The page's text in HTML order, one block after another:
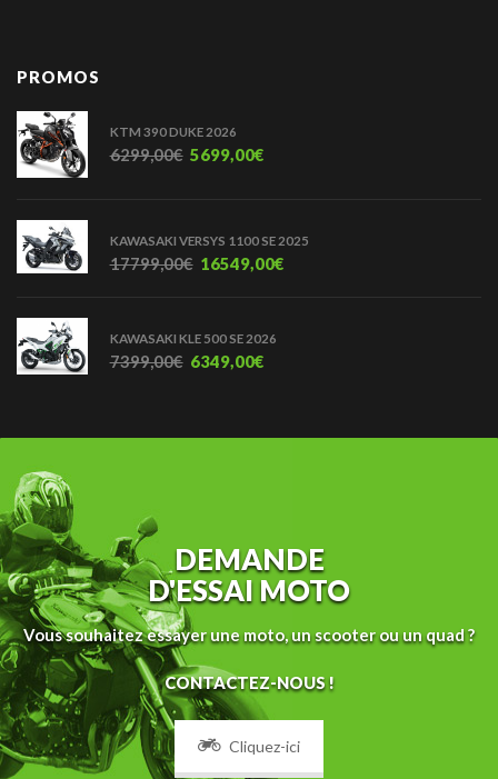
PROMOS
KTM 390 DUKE 2026
6299,00€ 5699,00€
KAWASAKI VERSYS 1100 SE 2025
17799,00€ 16549,00€
KAWASAKI KLE 500 SE 2026
7399,00€ 6349,00€
DEMANDE
D'ESSAI MOTO
Vous souhaitez essayer une moto, un scooter ou un quad ?
CONTACTEZ-NOUS !
Cliquez-ici